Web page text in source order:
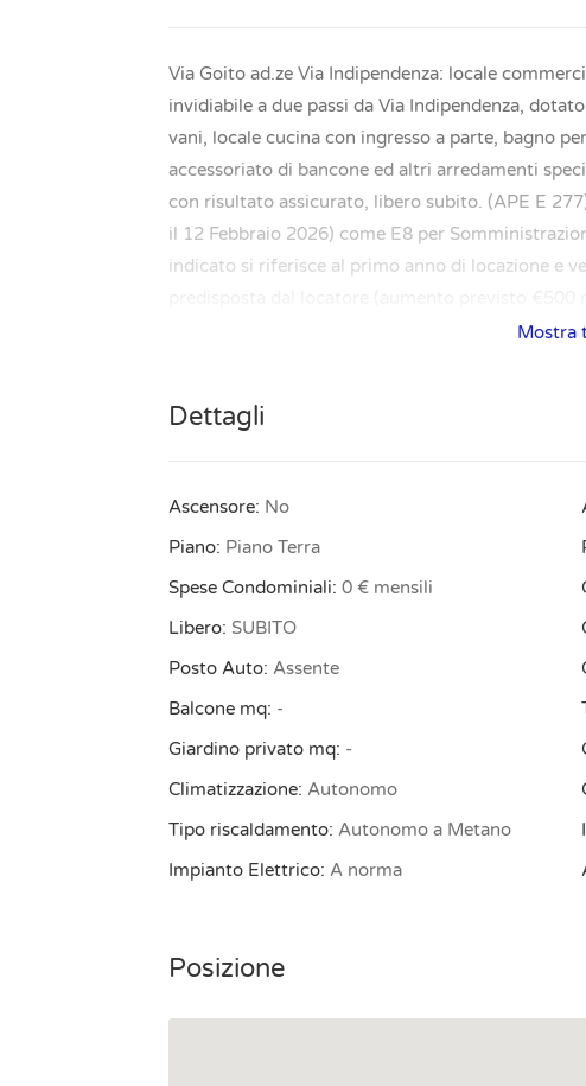
Via Goito ad.ze Via Indipendenza: locale
invidiabile a due passi da Via Indipendenza,
vani, locale cucina con ingresso a parte, bagno
accessoriato di bancone ed altri arredamenti
con risultato assicurato, libero subito. (APE E
il 12 Febbraio 2026) come E8 per
indicato si riferisce al primo anno di locazione e
planimetrie dell’immobile mandateci una Mostra
Dettagli
Ascensore: No
Piano: Piano Terra
Spese Condominiali: 0 € mensili
Libero: SUBITO
Posto Auto: Assente
Balcone mq: -
Giardino privato mq: -
Climatizzazione: Autonomo
Tipo riscaldamento: Autonomo a Metano
Impianto Elettrico: A norma
Posizione